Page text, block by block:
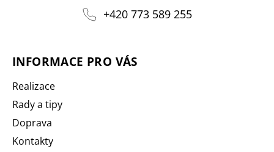
+420 773 589 255
INFORMACE PRO VÁS
Realizace
Rady a tipy
Doprava
Kontakty